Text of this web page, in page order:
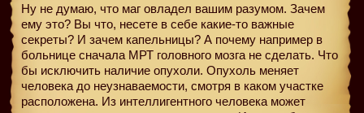
Ну не думаю, что маг овладел вашим разумом. Зачем
ему это? Вы что, несете в себе какие-то важные
секреты? И зачем капельницы? А почему например в
больнице сначала МРТ головного мозга не сделать. Что
бы исключить наличие опухоли. Опухоль меняет
человека до неузнаваемости, смотря в каком участке
расположена. Из интеллигентного человека может